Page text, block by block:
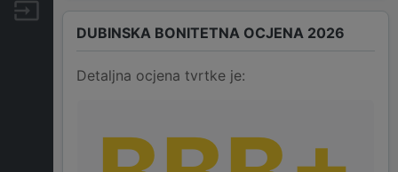
Izvoz
DUBINSKA BONITETNA OCJENA 2026
Detaljna ocjena tvrtke je: